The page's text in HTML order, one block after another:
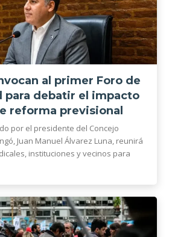
al primer Foro de
para debatir el impacto
reforma previsional
por el presidente del Concejo
Juan Manuel Álvarez Luna, reunirá
instituciones y vecinos para